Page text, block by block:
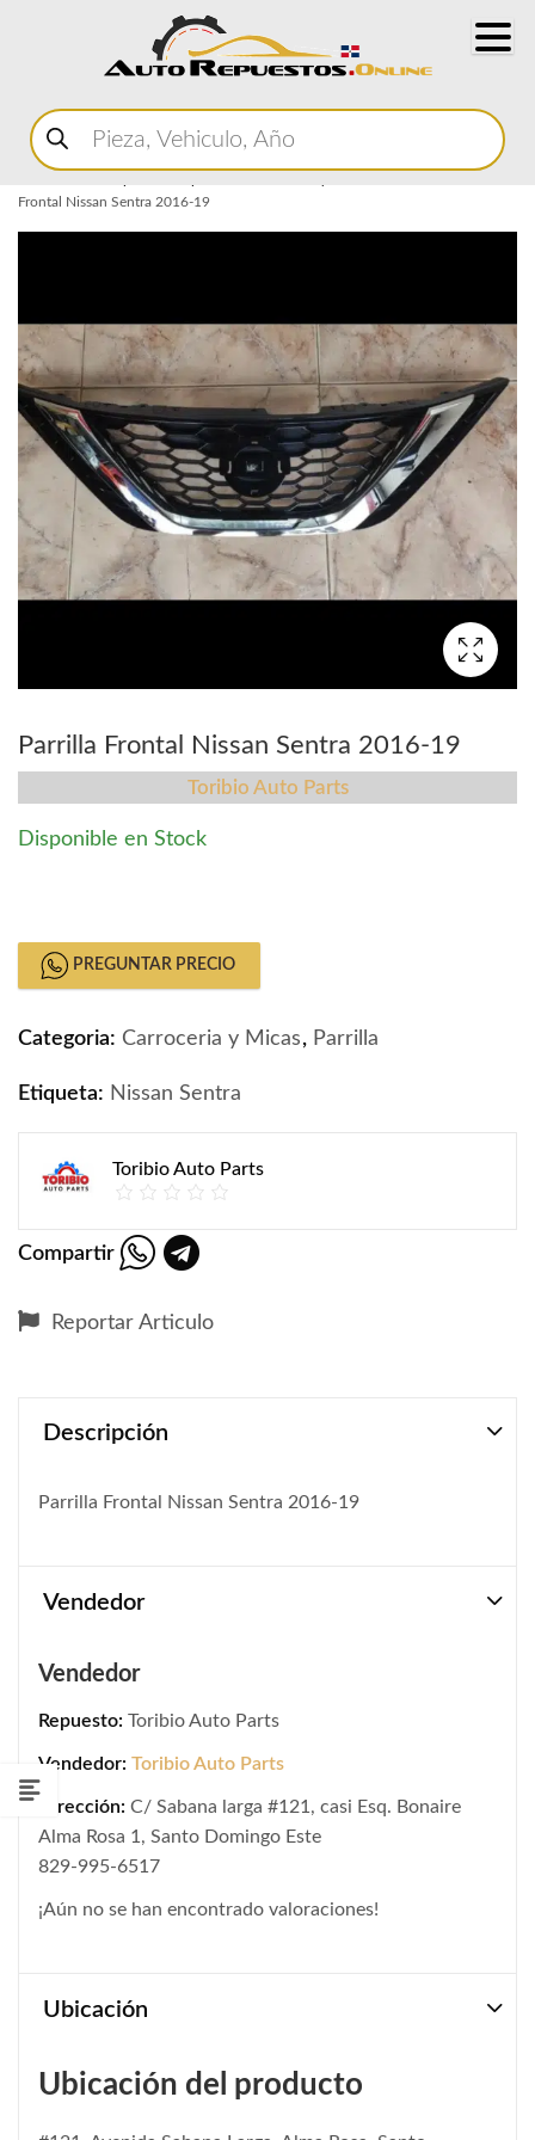
Buscar
productos
Frontal Nissan Sentra 2016-19
Parrilla Frontal Nissan Sentra 2016-19
Toribio Auto Parts
Disponible en Stock
PREGUNTAR PRECIO
Categoria: Carroceria y Micas, Parrilla
Etiqueta: Nissan Sentra
Toribio Auto Parts
Compartir
Reportar Articulo
Descripción
Parrilla Frontal Nissan Sentra 2016-19
Vendedor
Vendedor
Repuesto: Toribio Auto Parts
Vendedor: Toribio Auto Parts
Dirección: C/ Sabana larga #121, casi Esq. Bonaire
Alma Rosa 1, Santo Domingo Este
829-995-6517
¡Aún no se han encontrado valoraciones!
Ubicación
Ubicación del producto